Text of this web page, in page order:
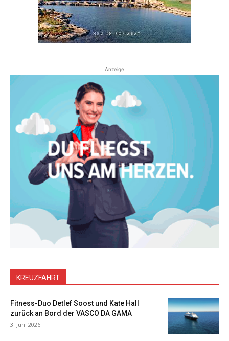
Anzeige
KREUZFAHRT
Fitness-Duo Detlef Soost und Kate Hall
zurück an Bord der VASCO DA GAMA
3. Juni 2026